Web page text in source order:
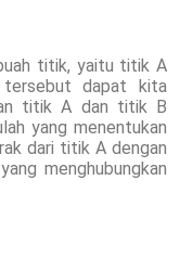
titik, yaitu titik A
dapat kita
titik A dan titik B
yang menentukan
dari titik A dengan
menghubungkan